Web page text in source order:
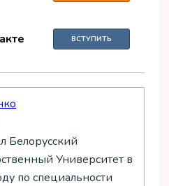
ВСТУПИТЬ
Белорусский
Университет в
по специальности